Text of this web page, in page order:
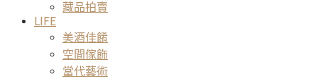
藏品拍賣
LIFE
美酒佳餚
空間傢飾
當代藝術